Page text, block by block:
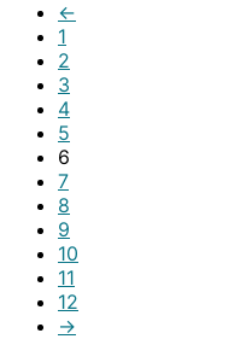
←
1
2
3
4
5
6
7
8
9
10
11
12
→